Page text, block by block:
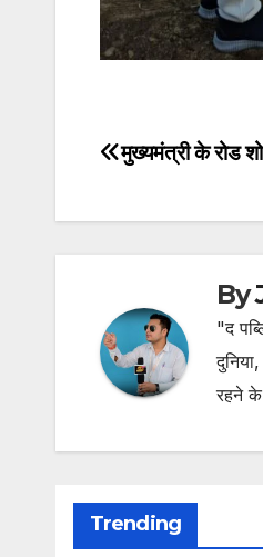
Post
मुख्यमंत्री के रोड
By
"द
रहने
Trending